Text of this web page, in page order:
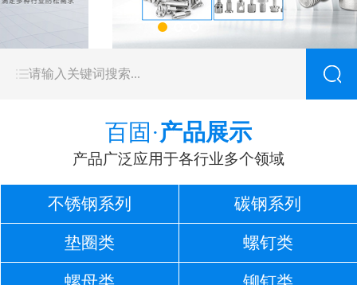
百固·产品展示
产品广泛应用于各行业多个领域
不锈钢系列 碳钢系列
垫圈类 螺钉类